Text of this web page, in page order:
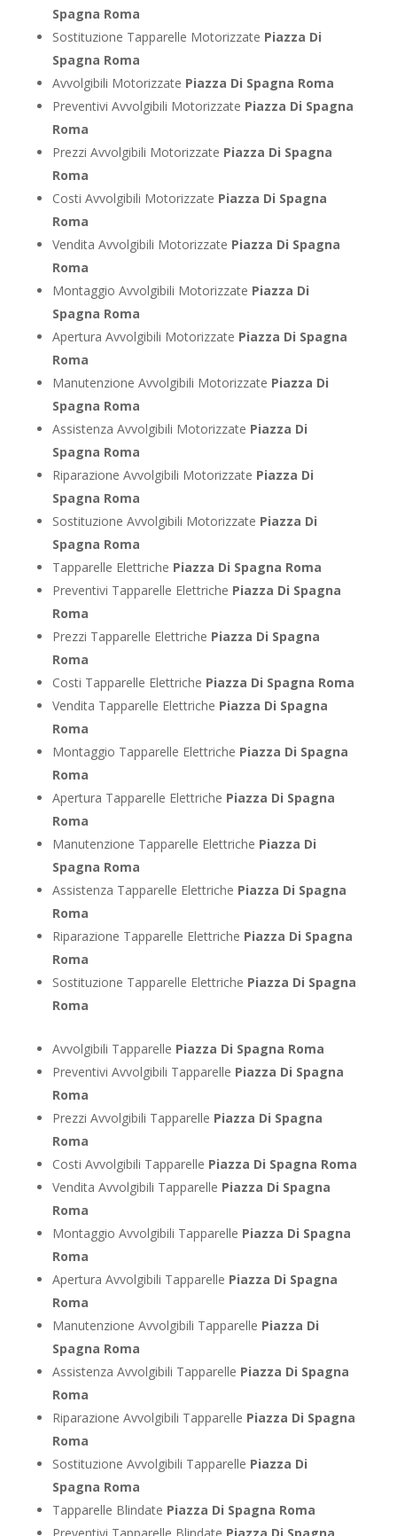
Spagna Roma
Sostituzione Tapparelle Motorizzate Piazza Di
Spagna Roma
Avvolgibili Motorizzate Piazza Di Spagna Roma
Preventivi Avvolgibili Motorizzate Piazza Di Spagna
Roma
Prezzi Avvolgibili Motorizzate Piazza Di Spagna
Roma
Costi Avvolgibili Motorizzate Piazza Di Spagna
Roma
Vendita Avvolgibili Motorizzate Piazza Di Spagna
Roma
Montaggio Avvolgibili Motorizzate Piazza Di
Spagna Roma
Apertura Avvolgibili Motorizzate Piazza Di Spagna
Roma
Manutenzione Avvolgibili Motorizzate Piazza Di
Spagna Roma
Assistenza Avvolgibili Motorizzate Piazza Di
Spagna Roma
Riparazione Avvolgibili Motorizzate Piazza Di
Spagna Roma
Sostituzione Avvolgibili Motorizzate Piazza Di
Spagna Roma
Tapparelle Elettriche Piazza Di Spagna Roma
Preventivi Tapparelle Elettriche Piazza Di Spagna
Roma
Prezzi Tapparelle Elettriche Piazza Di Spagna
Roma
Costi Tapparelle Elettriche Piazza Di Spagna Roma
Vendita Tapparelle Elettriche Piazza Di Spagna
Roma
Montaggio Tapparelle Elettriche Piazza Di Spagna
Roma
Apertura Tapparelle Elettriche Piazza Di Spagna
Roma
Manutenzione Tapparelle Elettriche Piazza Di
Spagna Roma
Assistenza Tapparelle Elettriche Piazza Di Spagna
Roma
Riparazione Tapparelle Elettriche Piazza Di Spagna
Roma
Sostituzione Tapparelle Elettriche Piazza Di Spagna
Roma
Avvolgibili Tapparelle Piazza Di Spagna Roma
Preventivi Avvolgibili Tapparelle Piazza Di Spagna
Roma
Prezzi Avvolgibili Tapparelle Piazza Di Spagna
Roma
Costi Avvolgibili Tapparelle Piazza Di Spagna Roma
Vendita Avvolgibili Tapparelle Piazza Di Spagna
Roma
Montaggio Avvolgibili Tapparelle Piazza Di Spagna
Roma
Apertura Avvolgibili Tapparelle Piazza Di Spagna
Roma
Manutenzione Avvolgibili Tapparelle Piazza Di
Spagna Roma
Assistenza Avvolgibili Tapparelle Piazza Di Spagna
Roma
Riparazione Avvolgibili Tapparelle Piazza Di Spagna
Roma
Sostituzione Avvolgibili Tapparelle Piazza Di
Spagna Roma
Tapparelle Blindate Piazza Di Spagna Roma
Preventivi Tapparelle Blindate Piazza Di Spagna